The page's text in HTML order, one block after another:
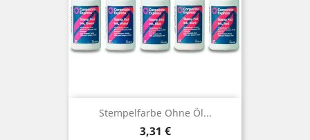
Stempelfarbe Ohne Öl...
Preis
3,31 €